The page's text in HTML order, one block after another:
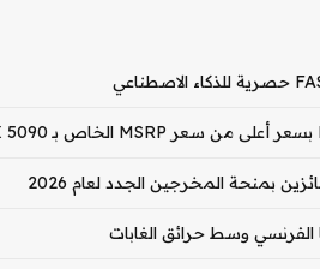
الفرنسي وسط حرائق الغابات